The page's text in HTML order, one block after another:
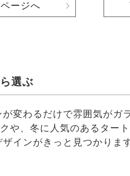
ージへ
選ぶ
変わるだけで雰囲気がガ
や、冬に人気のあるター
インがきっと見つかりま